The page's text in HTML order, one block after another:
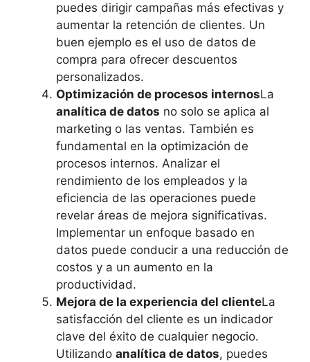
puedes dirigir campañas más efectivas y
aumentar la retención de clientes. Un
buen ejemplo es el uso de datos de
compra para ofrecer descuentos
personalizados.
Optimización de procesos internosLa
analítica de datos no solo se aplica al
marketing o las ventas. También es
fundamental en la optimización de
procesos internos. Analizar el
rendimiento de los empleados y la
eficiencia de las operaciones puede
revelar áreas de mejora significativas.
Implementar un enfoque basado en
datos puede conducir a una reducción de
costos y a un aumento en la
productividad.
Mejora de la experiencia del clienteLa
satisfacción del cliente es un indicador
clave del éxito de cualquier negocio.
Utilizando analítica de datos, puedes